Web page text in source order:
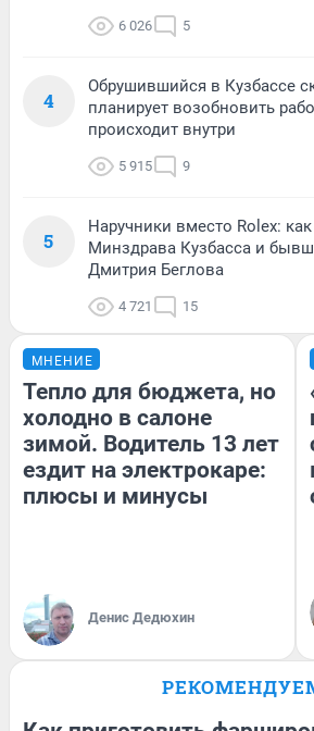
6 026 5
4
Обрушившийся в Кузбассе
планирует возобновить
происходит внутри
5 915 9
5
Наручники вместо Rolex:
Минздрава Кузбасса и
Дмитрия Беглова
4 721 15
МНЕНИЕ
Тепло для бюджета, но
холодно в салоне
зимой. Водитель 13 лет
ездит на электрокаре:
плюсы и минусы
Денис Дедюхин